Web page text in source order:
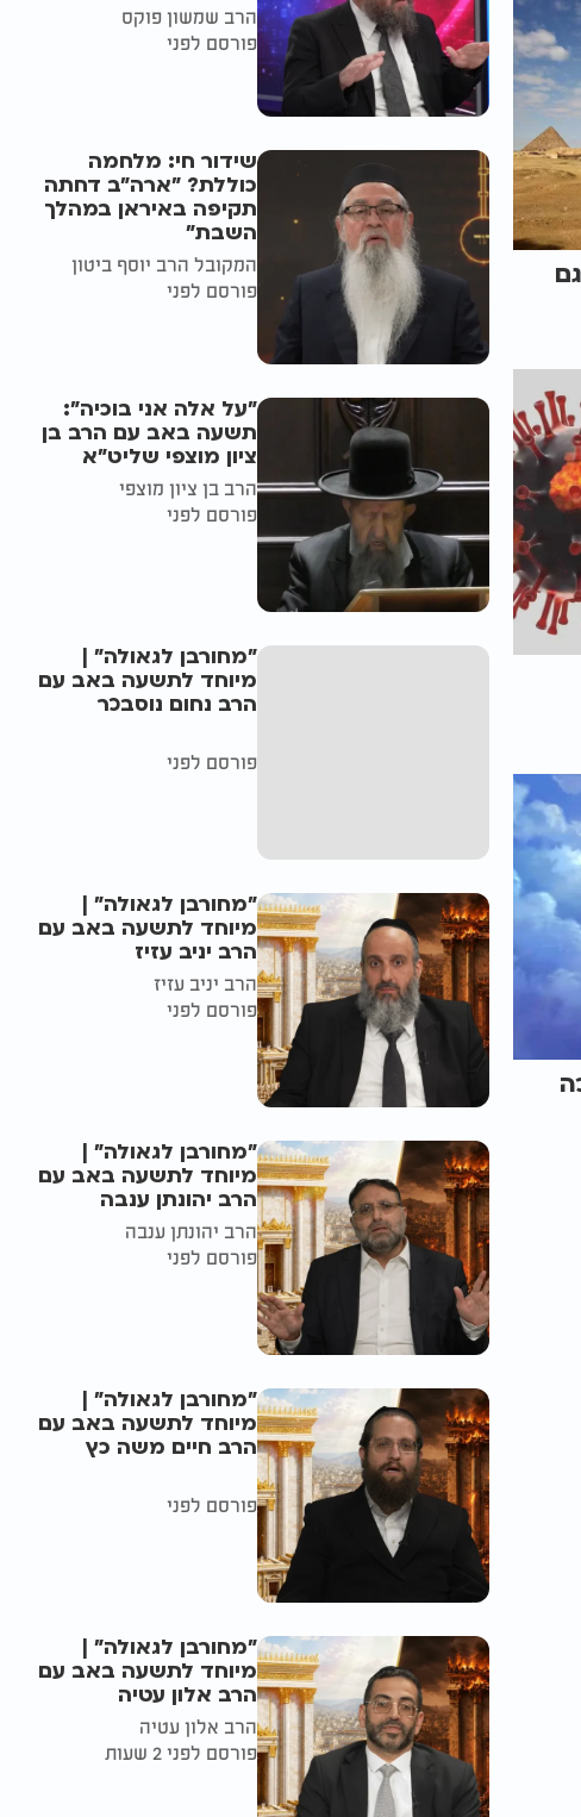
הרב שמשון פוקס
פורסם לפני
שידור חי: מלחמה
כוללת? ״ארה"ב דחתה
תקיפה באיראן במהלך
השבת״
המקובל הרב יוסף ביטון
פורסם לפני
"על אלה אני בוכיה":
תשעה באב עם הרב בן
ציון מוצפי שליט"א
הרב בן ציון מוצפי
פורסם לפני
"מחורבן לגאולה" |
מיוחד לתשעה באב עם
הרב נחום נוסבכר
פורסם לפני
"מחורבן לגאולה" |
מיוחד לתשעה באב עם
הרב יניב עזיז
הרב יניב עזיז
פורסם לפני
"מחורבן לגאולה" |
מיוחד לתשעה באב עם
הרב יהונתן ענבה
הרב יהונתן ענבה
פורסם לפני
"מחורבן לגאולה" |
מיוחד לתשעה באב עם
הרב חיים משה כץ
פורסם לפני
"מחורבן לגאולה" |
מיוחד לתשעה באב עם
הרב אלון עטיה
הרב אלון עטיה
פורסם לפני 2 שעות